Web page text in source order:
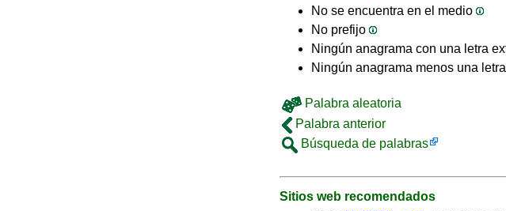
No se encuentra en el medio
No prefijo
Ningún anagrama con una letra
Ningún anagrama menos una letra
Palabra aleatoria
Palabra anterior
Búsqueda de palabras
Sitios web recomendados